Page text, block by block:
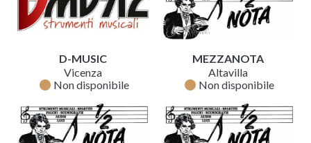
D-MUSIC
Vicenza
fiber_manual_record Non disponibile
MEZZANOTA
Altavilla
fiber_manual_record Non disponibile